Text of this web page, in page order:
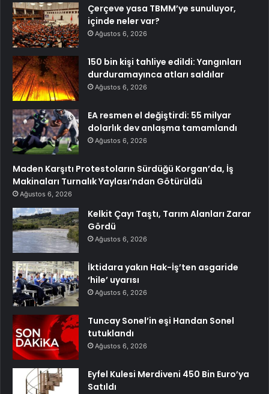
Çerçeve yasa TBMM’ye sunuluyor,
içinde neler var?
Ağustos 6, 2026
150 bin kişi tahliye edildi: Yangınları
durduramayınca atları saldılar
Ağustos 6, 2026
EA resmen el değiştirdi: 55 milyar
dolarlık dev anlaşma tamamlandı
Ağustos 6, 2026
Maden Karşıtı Protestoların Sürdüğü Korgan’da, İş
Makinaları Turnalık Yaylası’ndan Götürüldü
Ağustos 6, 2026
Kelkit Çayı Taştı, Tarım Alanları Zarar
Gördü
Ağustos 6, 2026
İktidara yakın Hak-İş’ten asgaride
‘hile’ uyarısı
Ağustos 6, 2026
Tuncay Sonel’in eşi Handan Sonel
tutuklandı
Ağustos 6, 2026
Eyfel Kulesi Merdiveni 450 Bin Euro’ya
Satıldı